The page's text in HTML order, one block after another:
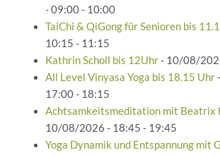
- 09:00 - 10:00
TaiChi & QiGong für Senioren bis
10:15 - 11:15
Kathrin Scholl bis 12Uhr- 10/08/
All Level Vinyasa Yoga bis 18.15 Uhr
17:00 - 18:15
Achtsamkeitsmeditation mit Beatrix
10/08/2026 - 18:45 - 19:45
Yoga Dynamik und Entspannung mit